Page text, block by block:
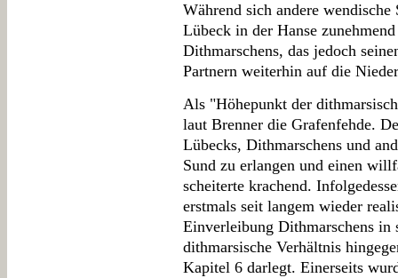
Während sich andere
Lübeck in der Hanse
Dithmarschens, das jedoch
Partnern weiterhin auf die
Als "Höhepunkt der
laut Brenner die Grafenfehde.
Lübecks, Dithmarschens und
Sund zu erlangen und einen
scheiterte krachend.
erstmals seit langem wieder
Einverleibung Dithmarschens in
dithmarsische Verhältnis
Kapitel 6 darlegt. Einerseits